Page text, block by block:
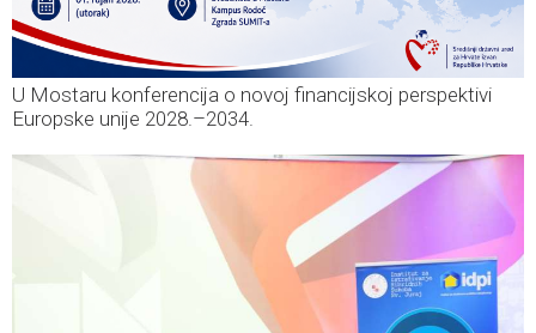
U Mostaru konferencija o novoj financijskoj perspektivi
Europske unije 2028.–2034.